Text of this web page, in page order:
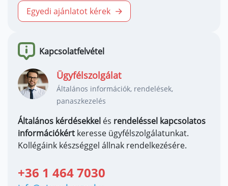
Egyedi ajánlatot kérek
Kapcsolatfelvétel
Ügyfélszolgálat
Általános információk, rendelések,
panaszkezelés
Általános kérdésekkel és rendeléssel kapcsolatos
információkért keresse ügyfélszolgálatunkat.
Kollégáink készséggel állnak rendelkezésére.
+36 1 464 7030